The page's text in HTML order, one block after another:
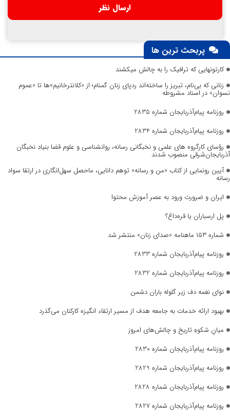
پربحث ترین ها
کارتونهایی که ترافیک را به چالش میکشند
زنانی که بی‌نام، تبریز را ساخته‌اند ردپای زنان گمنام؛ از «کلانترخانیم»ها تا «عموم
نسوان» در اسناد مشروطه
روزنامه پیام‌آذربایجان شماره 2835
روزنامه پیام‌آذربایجان شماره 2834
رؤسای کارگروه های علمی و نخبگانی رسانه، روانشناسی و علوم قضا بنیاد نخبگان
آذربایجان‌شرقی منصوب شدند
آیین رونمایی از کتاب «من و رسانه» توهم دانایی، ماحصل سهل‌انگاری در ارتقا سواد
رسانه
ایران و ضرورت ورود به عصر آموزش محتوا
پل ارسباران یا قره‌داغ؟
شماره ۱۵۳ ماهنامه «صدای زنان» منتشر شد
روزنامه پیام‌آذربایجان شماره 2833
روزنامه پیام‌آذربایجان شماره 2832
نوای نغمه دف زیر گلوله باران دشمن
بهبود ارائه خدمات به جامعه هدف از مسیر ارتقاء انگیزه کارکنان می‌گذرد
میانِ شکوهِ تاریخ و چالش‌های امروز
روزنامه پیام‌آذربایجان شماره 2830
روزنامه پیام‌آذربایجان شماره 2829
روزنامه پیام‌آذربایجان شماره 2828
روزنامه پیام‌آذربایجان شماره 2827